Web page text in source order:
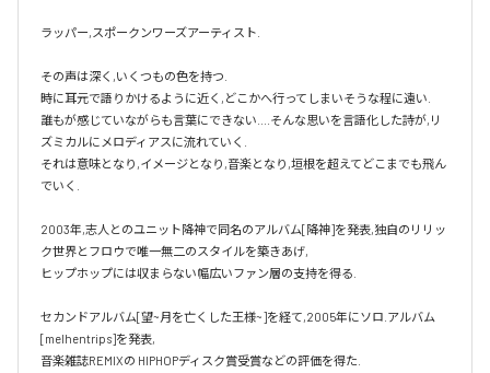
ラッパー,スポークンワーズアーティスト.
その声は深く,いくつもの色を持つ.
時に耳元で語りかけるように近く,どこかへ行ってしまいそうな程に遠い.
誰もが感じていながらも言葉にできない....そんな思いを言語化した詩が,リ
ズミカルにメロディアスに流れていく.
それは意味となり,イメージとなり,音楽となり,垣根を超えてどこまでも飛ん
でいく.
2003年,志人とのユニット降神で同名のアルバム[降神]を発表,独自のリリッ
ク世界とフロウで唯一無二のスタイルを築きあげ,
ヒップホップには収まらない幅広いファン層の支持を得る.
セカンドアルバム[望~月を亡くした王様~]を経て,2005年にソロ.アルバム
[melhentrips]を発表,
音楽雑誌REMIXの HIPHOPディスク賞受賞などの評価を得た.